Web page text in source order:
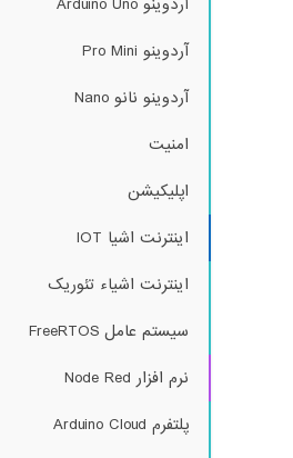
آردوینو Arduino Uno
آردوینو Pro Mini
آردوینو نانو Nano
امنیت
اپلیکیشن
اینترنت اشیا IOT
اینترنت اشیاء تئوریک
سیستم عامل FreeRTOS
نرم افزار Node Red
پلتفرم Arduino Cloud